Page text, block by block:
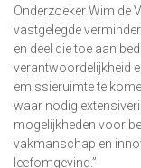
Onderzoeker Wim de
vastgelegde
en deel die toe aan
verantwoordelijkheid
emissieruimte te
waar nodig
mogelijkheden voor
vakmanschap en
leefomgeving.”